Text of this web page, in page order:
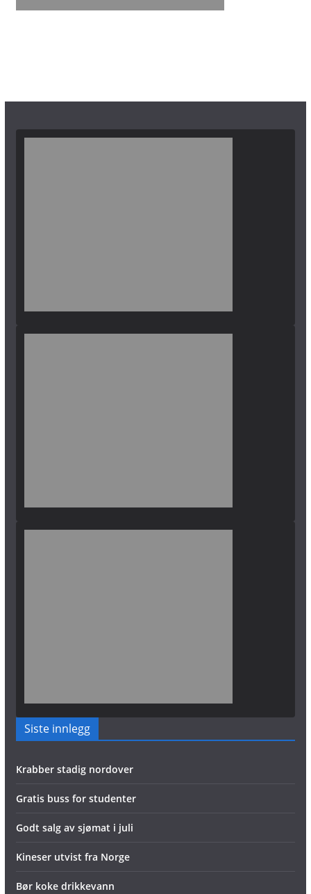
Siste innlegg
Krabber stadig nordover
Gratis buss for studenter
Godt salg av sjømat i juli
Kineser utvist fra Norge
Bør koke drikkevann